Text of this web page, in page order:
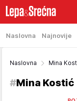
Naslovna Najnovije
Naslovna Mina
#Mina Kostić